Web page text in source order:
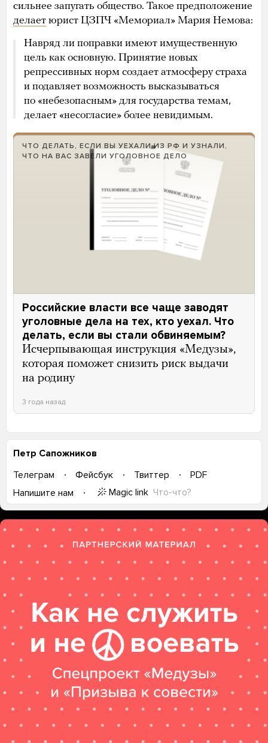
сильнее запугать общество. Такое предположение
делает юрист ЦЗПЧ «Мемориал» Мария Немова:
Навряд ли поправки имеют имущественную
цель как основную. Принятие новых
репрессивных норм создает атмосферу страха
и подавляет возможность высказываться
по «небезопасным» для государства темам,
делает «несогласие» более невидимым.
ЧТО ДЕЛАТЬ, ЕСЛИ ВЫ УЕХАЛИ ИЗ РФ И УЗНАЛИ,
ЧТО НА ВАС ЗАВЕЛИ УГОЛОВНОЕ ДЕЛО
Российские власти все чаще заводят
уголовные дела на тех, кто уехал. Что
делать, если вы стали обвиняемым?
Исчерпывающая инструкция «Медузы»,
которая поможет снизить риск выдачи
на родину
3 года назад
Петр Сапожников
Телеграм
Фейсбук Твиттер
PDF
Напишите нам
Magic link Что-что?